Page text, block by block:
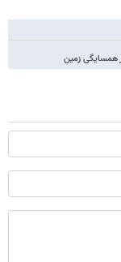
همسایگی زمین